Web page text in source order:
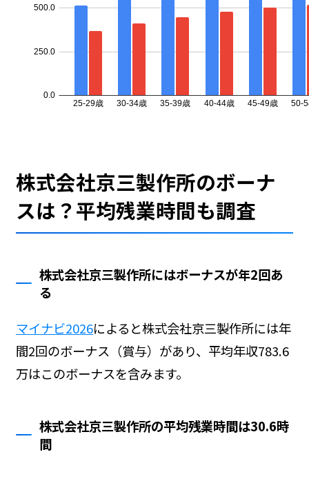
株式会社京三製作所のボーナ
スは？平均残業時間も調査
株式会社京三製作所にはボーナスが年2回あ
る
マイナビ2026によると株式会社京三製作所には年
間2回のボーナス（賞与）があり、平均年収783.6
万はこのボーナスを含みます。
株式会社京三製作所の平均残業時間は30.6時
間